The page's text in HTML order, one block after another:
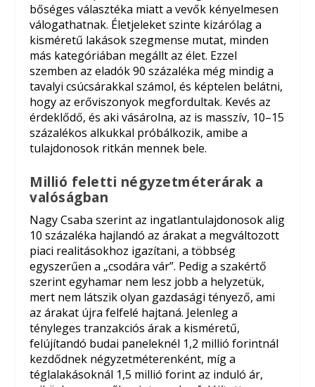
bőséges választéka miatt a vevők kényelmesen
válogathatnak. Életjeleket szinte kizárólag a
kisméretű lakások szegmense mutat, minden
más kategóriában megállt az élet. Ezzel
szemben az eladók 90 százaléka még mindig a
tavalyi csúcsárakkal számol, és képtelen belátni,
hogy az erőviszonyok megfordultak. Kevés az
érdeklődő, és aki vásárolna, az is masszív, 10–15
százalékos alkukkal próbálkozik, amibe a
tulajdonosok ritkán mennek bele.
Millió feletti négyzetméterárak a
valóságban
Nagy Csaba szerint az ingatlantulajdonosok alig
10 százaléka hajlandó az árakat a megváltozott
piaci realitásokhoz igazítani, a többség
egyszerűen a „csodára vár”. Pedig a szakértő
szerint egyhamar nem lesz jobb a helyzetük,
mert nem látszik olyan gazdasági tényező, ami
az árakat újra felfelé hajtaná. Jelenleg a
tényleges tranzakciós árak a kisméretű,
felújítandó budai paneleknél 1,2 millió forintnál
kezdődnek négyzetméterenként, míg a
téglalakásoknál 1,5 millió forint az induló ár,